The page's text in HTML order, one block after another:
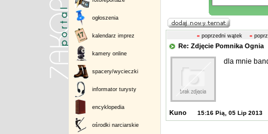
ogłoszenia
kalendarz imprez
kamery online
spacery/wycieczki
informator turysty
encyklopedia
ośrodki narciarskie
«poprzedni wątek «
Re: Zdjęcie Pomnika
dla mnie
Kuno 15:16 Pią, 05 Lip 2013